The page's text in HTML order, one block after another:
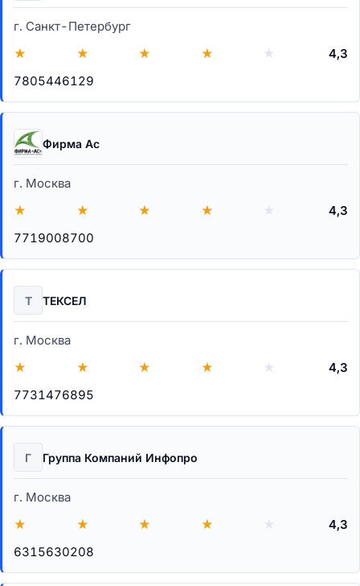
г. Санкт-Петербург
★
★ ★ ★ ★
4,3
7805446129
Фирма Ас
г. Москва
★
★ ★ ★ ★
4,3
7719008700
Т ТЕКСЕЛ
г. Москва
★
★ ★ ★ ★
4,3
7731476895
Г Группа Компаний Инфопро
г. Москва
★
★ ★ ★ ★
4,3
6315630208